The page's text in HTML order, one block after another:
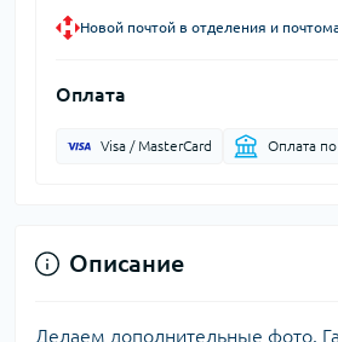
Новой почтой в отделения и
Оплата
Visa / MasterCard Оплата по
Описание
Делаем дополнительные фото.